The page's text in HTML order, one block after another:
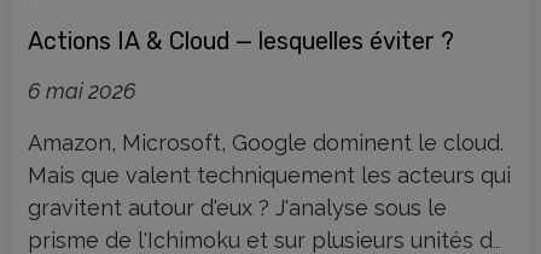
Actions IA & Cloud — lesquelles éviter ?
6 mai 2026
Amazon, Microsoft, Google dominent le cloud.
Mais que valent techniquement les acteurs qui
gravitent autour d'eux ? J'analyse sous le
prisme de l'Ichimoku et sur plusieurs unités de